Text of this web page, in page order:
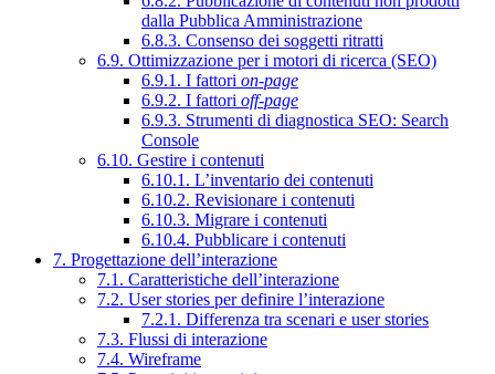
dalla Pubblica Amministrazione
6.8.3. Consenso dei soggetti ritratti
6.9. Ottimizzazione per i motori di ricerca (SEO)
6.9.1. I fattori on-page
6.9.2. I fattori off-page
6.9.3. Strumenti di diagnostica SEO: Search
Console
6.10. Gestire i contenuti
6.10.1. L’inventario dei contenuti
6.10.2. Revisionare i contenuti
6.10.3. Migrare i contenuti
6.10.4. Pubblicare i contenuti
7. Progettazione dell’interazione
7.1. Caratteristiche dell’interazione
7.2. User stories per definire l’interazione
7.2.1. Differenza tra scenari e user stories
7.3. Flussi di interazione
7.4. Wireframe